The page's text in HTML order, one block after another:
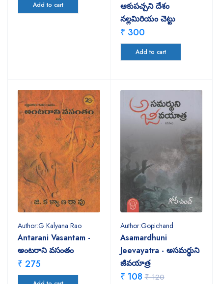
Add to cart
ఆకుపచ్చని దేశం
నల్లమిరియం చెట్టు
₹ 300
Add to cart
Author:G Kalyana Rao
Antarani Vasantam -
అంటరాని వసంతం
₹ 275
Author:Gopichand
Asamardhuni
Jeevayatra - అసమర్థుని
జీవయాత్ర
₹ 108 ₹ 120